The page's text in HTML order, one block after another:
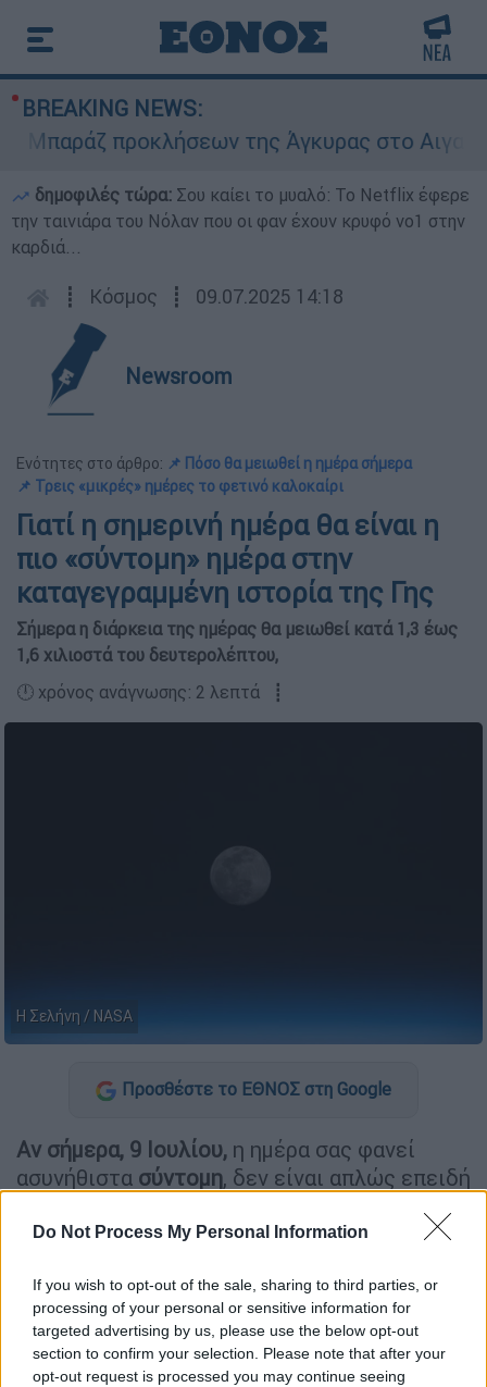
Do Not Process My Personal Information
If you wish to opt-out of the sale, sharing to third parties, or
processing of your personal or sensitive information for
targeted advertising by us, please use the below opt-out
section to confirm your selection. Please note that after your
opt-out request is processed you may continue seeing
BREAKING NEWS:
προκλήσεων της Άγκυρας στο Αιγαίο:
δημοφιλές τώρα: Σου καίει το μυαλό: Το Netflix έφερε
την ταινιάρα του Νόλαν που οι φαν έχουν κρυφό νο1 στην
καρδιά...
┋ Κόσμος ┋ 09.07.2025 14:18
Newsroom
Ενότητες στο άρθρο: 📌 Πόσο θα μειωθεί η ημέρα σήμερα
📌 Τρεις «μικρές» ημέρες το φετινό καλοκαίρι
Γιατί η σημερινή ημέρα θα είναι η
πιο «σύντομη» ημέρα στην
καταγεγραμμένη ιστορία της Γης
Σήμερα η διάρκεια της ημέρας θα μειωθεί κατά 1,3 έως
1,6 χιλιοστά του δευτερολέπτου,
🕛 χρόνος ανάγνωσης: 2 λεπτά ┋
Η Σελήνη / NASA
Προσθέστε το ΕΘΝΟΣ στη Google
Αν σήμερα, 9 Ιουλίου, η ημέρα σας φανεί
ασυνήθιστα σύντομη, δεν είναι απλώς επειδή
επιστημονική εξήγηση – και βρίσκεται… στο
ΔΙΑΒΑΣΤΕ ΕΠΙΣΗΣ
Κόσμος|09.07.2025 09:01